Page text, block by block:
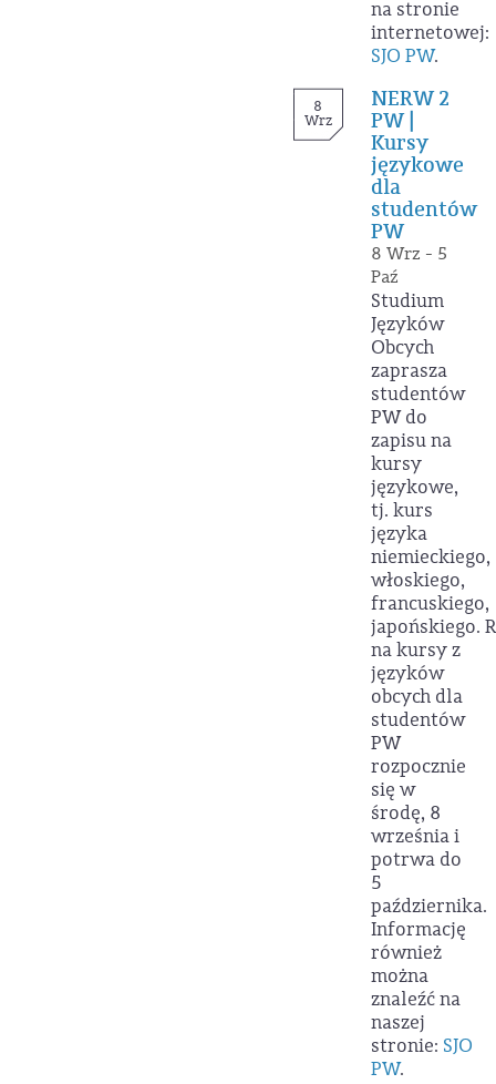
na stronie
internetowej:
SJO PW.
8
Wrz
NERW 2
PW |
Kursy
językowe
dla
studentów
PW
8 Wrz - 5
Paź
Studium
Języków
Obcych
zaprasza
studentów
PW do
zapisu na
kursy
językowe,
tj. kurs
języka
niemieckiego,
włoskiego,
francuskiego,
japońskiego.
na kursy z
języków
obcych dla
studentów
PW
rozpocznie
się w
środę, 8
września i
potrwa do
5
października.
Informację
również
można
znaleźć na
naszej
stronie: SJO
PW.